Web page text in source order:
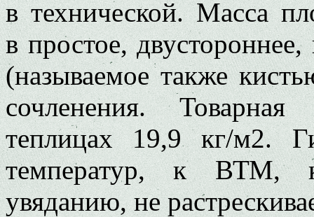
в технической. Масса
в простое,
(называемое также
сочленения.
теплицах 19,9 кг/м2.
температур, к ВТМ,
увяданию, не